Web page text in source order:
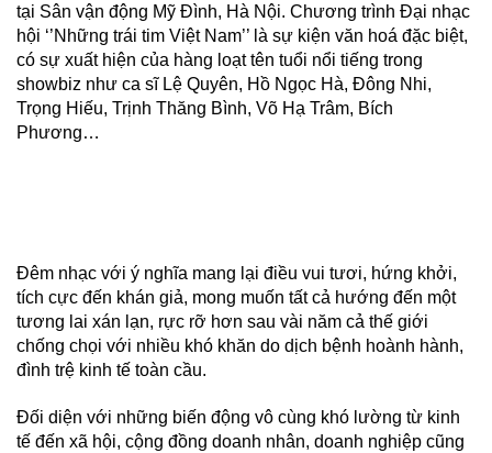
tại Sân vận động Mỹ Đình, Hà Nội. Chương trình Đại nhạc
hội ‘’Những trái tim Việt Nam’’ là sự kiện văn hoá đặc biệt,
có sự xuất hiện của hàng loạt tên tuổi nổi tiếng trong
showbiz như ca sĩ Lệ Quyên, Hồ Ngọc Hà, Đông Nhi,
Trọng Hiếu, Trịnh Thăng Bình, Võ Hạ Trâm, Bích
Phương…
Đêm nhạc với ý nghĩa mang lại điều vui tươi, hứng khởi,
tích cực đến khán giả, mong muốn tất cả hướng đến một
tương lai xán lạn, rực rỡ hơn sau vài năm cả thế giới
chống chọi với nhiều khó khăn do dịch bệnh hoành hành,
đình trệ kinh tế toàn cầu.
Đối diện với những biến động vô cùng khó lường từ kinh
tế đến xã hội, cộng đồng doanh nhân, doanh nghiệp cũng